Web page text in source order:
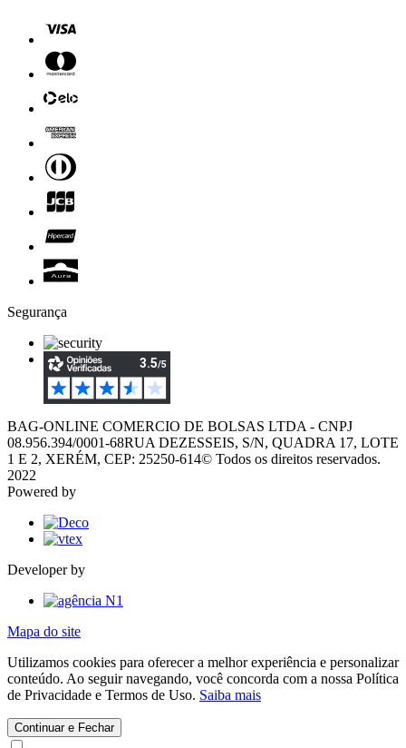
Segurança
BAG-ONLINE COMERCIO DE BOLSAS LTDA - CNPJ
08.956.394/0001-68RUA DEZESSEIS, S/N, QUADRA 17, LOTE
1 E 2, XERÉM, CEP: 25250-614© Todos os direitos reservados.
2022
Powered by
Developer by
Mapa do site
Utilizamos cookies para oferecer a melhor experiência e personalizar
conteúdo. Ao seguir navegando, você concorda com a nossa Política
de Privacidade e Termos de Uso. Saiba mais
Continuar e Fechar